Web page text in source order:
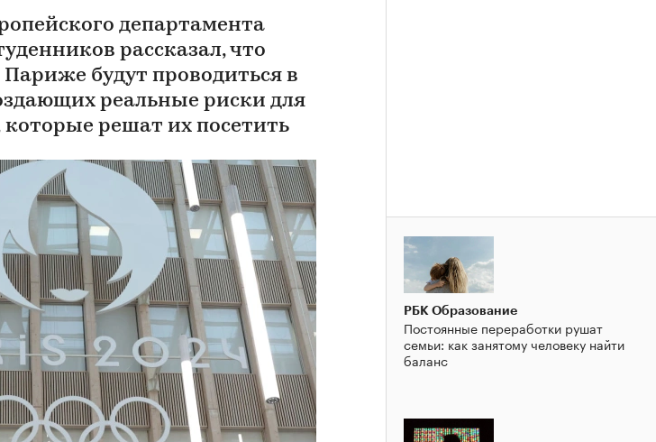
департамента
рассказал, что
будут проводиться в
реальные риски для
решат их посетить
РБК Образование
Постоянные переработки рушат
семьи: как занятому человеку найти
баланс